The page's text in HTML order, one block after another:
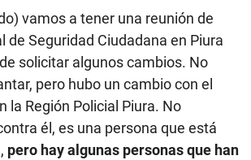
vamos a tener una reunión de
de Seguridad Ciudadana en Piura
solicitar algunos cambios. No
pero hubo un cambio con el
la Región Policial Piura. No
él, es una persona que está
pero hay algunas personas que han